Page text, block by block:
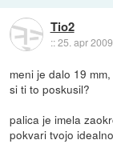
Tio2
::25. apr
meni je dalo 19 mm,
si ti to poskusil?
palica je imela
pokvari tvojo